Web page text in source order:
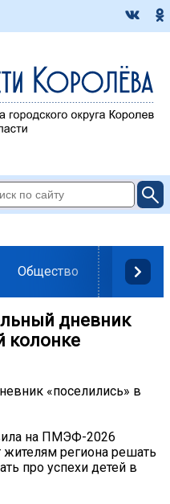
Общество Власть
дневник
колонке
«поселились» в
на ПМЭФ-2026
жителям региона решать
про успехи детей в